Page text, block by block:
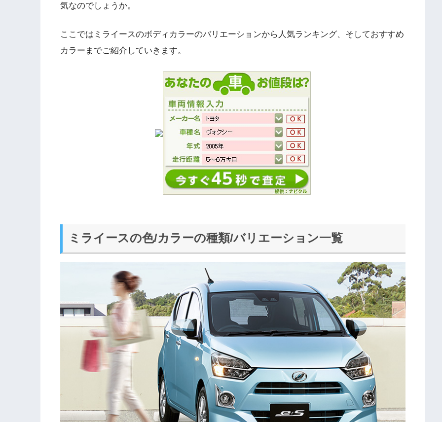
気なのでしょうか。
ここではミライースのボディカラーのバリエーションから人気ランキング、そしておすすめ
カラーまでご紹介していきます。
ミライースの色/カラーの種類/バリエーション一覧